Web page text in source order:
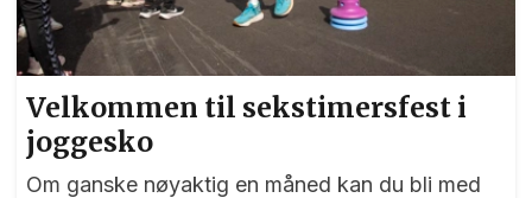
Velkommen til sekstimersfest i
joggesko
Om ganske nøyaktig en måned kan du bli med